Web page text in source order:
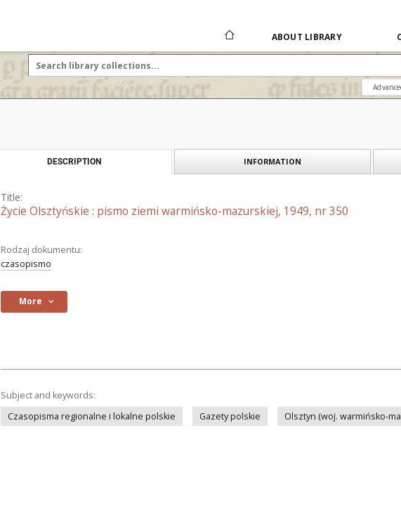
ABOUT LIBRARY
DESCRIPTION INFORMATION
Title:
Życie Olsztyńskie : pismo ziemi warmińsko-mazurskiej, 1949, nr 350
Rodzaj dokumentu:
czasopismo
More
Subject and keywords:
Czasopisma regionalne i lokalne polskie
Gazety polskie Olsztyn (woj. warmińsko-